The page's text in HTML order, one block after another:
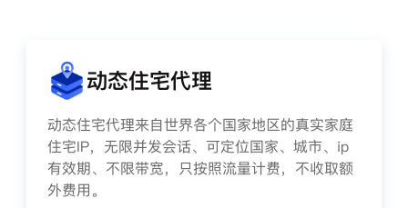
动态住宅代理
动态住宅代理来自世界各个国家地区的真实家庭
住宅IP，无限并发会话、可定位国家、城市、ip
有效期、不限带宽，只按照流量计费，不收取额
外费用。